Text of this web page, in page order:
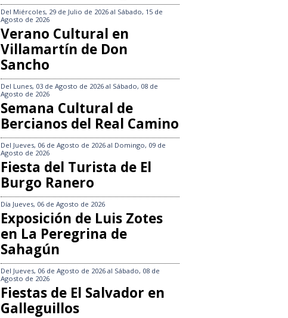
Del Miércoles, 29 de Julio de 2026 al Sábado, 15 de
Agosto de 2026
Verano Cultural en
Villamartín de Don
Sancho
Del Lunes, 03 de Agosto de 2026 al Sábado, 08 de
Agosto de 2026
Semana Cultural de
Bercianos del Real Camino
Del Jueves, 06 de Agosto de 2026 al Domingo, 09 de
Agosto de 2026
Fiesta del Turista de El
Burgo Ranero
Día Jueves, 06 de Agosto de 2026
Exposición de Luis Zotes
en La Peregrina de
Sahagún
Del Jueves, 06 de Agosto de 2026 al Sábado, 08 de
Agosto de 2026
Fiestas de El Salvador en
Galleguillos